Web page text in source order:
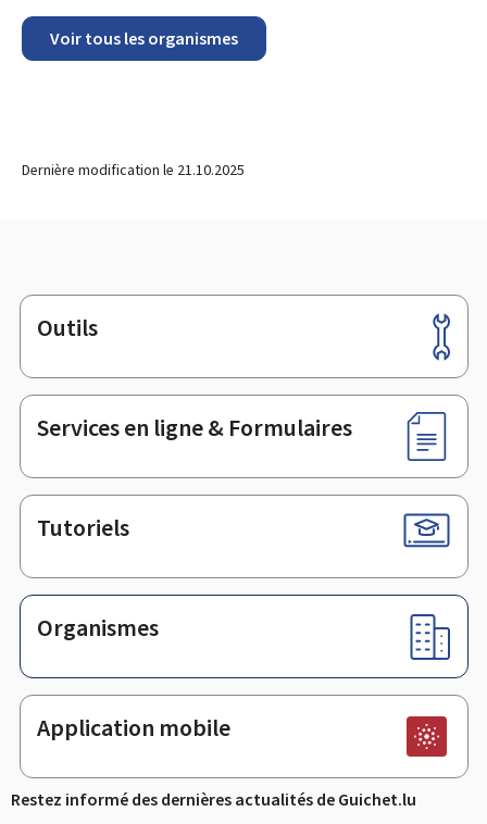
Voir tous les organismes
Dernière modification le 21.10.2025
Pied
de
page
Outils
Services en ligne & Formulaires
Tutoriels
Organismes
Application mobile
Restez informé des dernières actualités de Guichet.lu